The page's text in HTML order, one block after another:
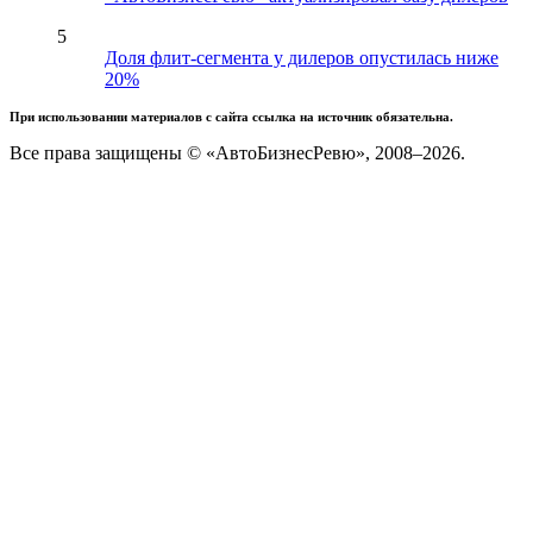
5
Доля флит-сегмента у дилеров опустилась ниже
20%
При использовании материалов с сайта ссылка на источник обязательна.
Все права защищены © «АвтоБизнесРевю», 2008–2026.